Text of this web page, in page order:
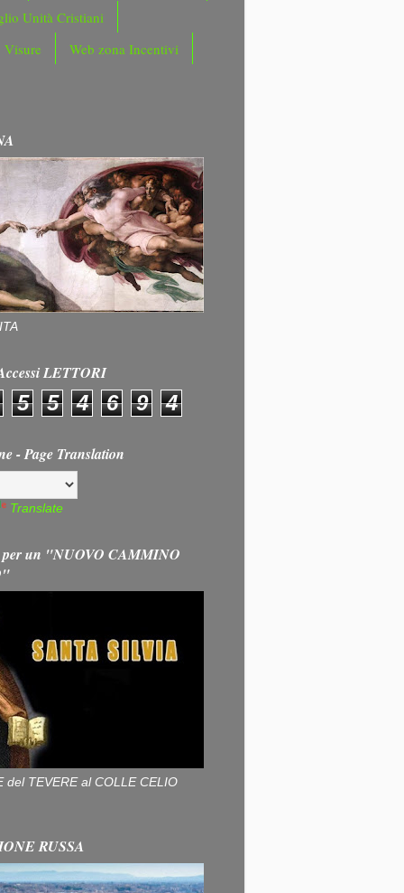
Unità Cristiani
Visure
Web zona Incentivi
LETTORI
5 5 4 6 9 4
- Page Translation
Translate
per un "NUOVO CAMMINO
del TEVERE al COLLE CELIO
RUSSA